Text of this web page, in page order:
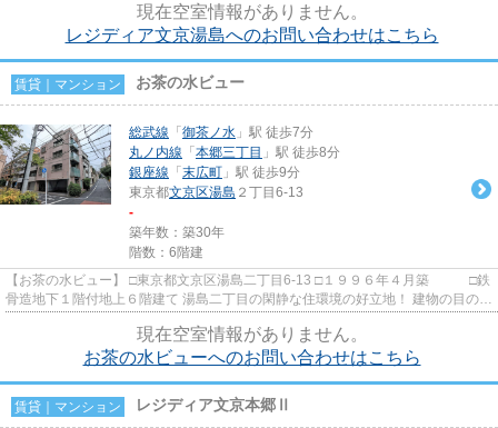
現在空室情報がありません。
レジディア文京湯島へのお問い合わせはこちら
賃貸｜マンション お茶の水ビュー
総武線 「 御茶ノ水 」駅 徒歩7分
丸ノ内線 「 本郷三丁目 」駅 徒歩8分
銀座線 「 末広町 」駅 徒歩9分
東京都文京区湯島 ２丁目6-13
-
築年数：築30年
階数：6階建
【お茶の水ビュー】 □東京都文京区湯島二丁目6-13 □１９９６年４月築 □鉄
骨造地下１階付地上６階建て 湯島二丁目の閑静な住環境の好立地！ 建物の目の前
現在空室情報がありません。
お茶の水ビューへのお問い合わせはこちら
賃貸｜マンション レジディア文京本郷Ⅱ